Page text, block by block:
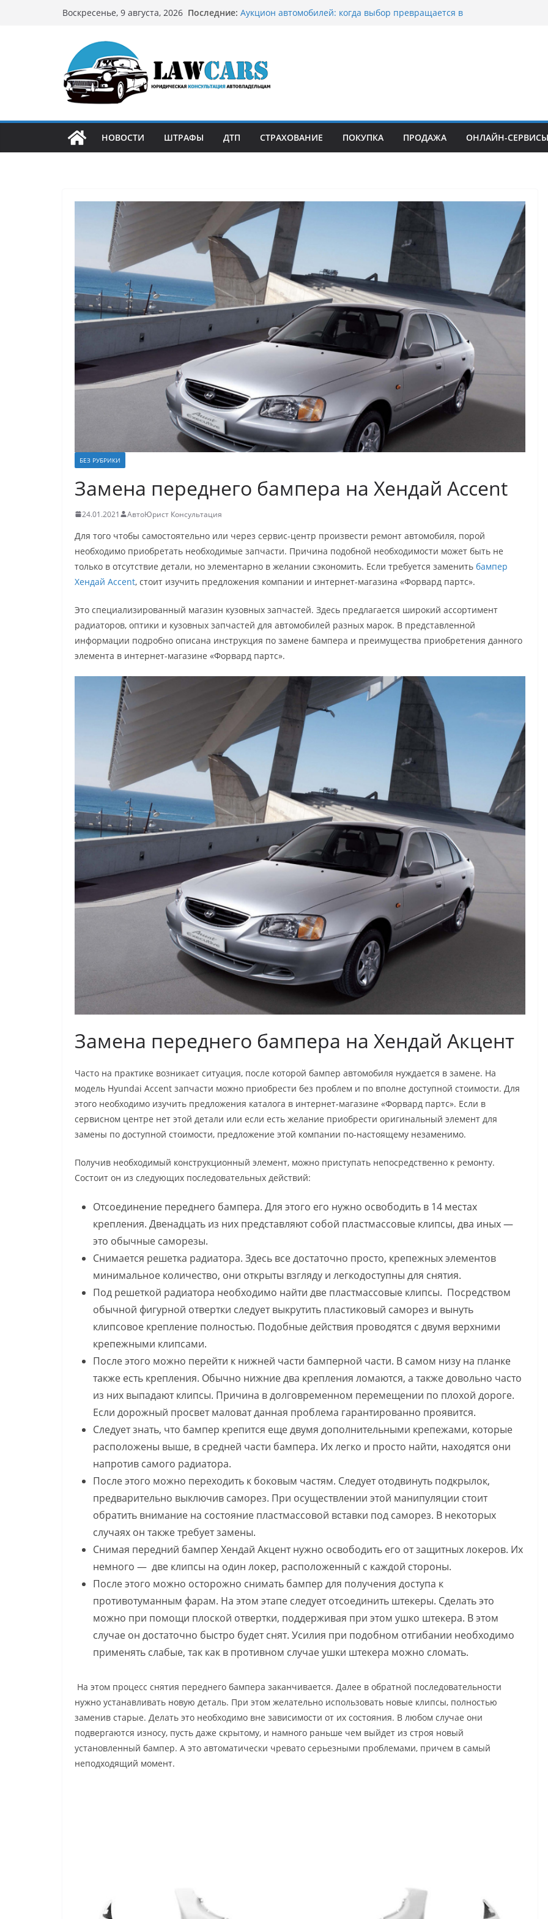
Воскресенье, 9 августа, 2026 Последние: Аукцион автомобилей: когда выбор превращается в
Срочный выкуп битых авто в Москве: почему
автовладельцы выбирают mos-auto
Бриллиантовые серьги: вечная классика или
может подойти
НОВОСТИ
ШТРАФЫ ДТП СТРАХОВАНИЕ ПОКУПКА ПРОДАЖА ОНЛАЙН-СЕРВИСЫ
БЕЗ РУБРИКИ
Замена переднего бампера на Хендай Accent
24.01.2021 АвтоЮрист Консультация
Для того чтобы самостоятельно или через сервис-центр произвести ремонт автомобиля, порой
необходимо приобретать необходимые запчасти. Причина подобной необходимости может быть не
только в отсутствие детали, но элементарно в желании сэкономить. Если требуется заменить бампер
Хендай Accent, стоит изучить предложения компании и интернет-магазина «Форвард партс».
Это специализированный магазин кузовных запчастей. Здесь предлагается широкий ассортимент
радиаторов, оптики и кузовных запчастей для автомобилей разных марок. В представленной
информации подробно описана инструкция по замене бампера и преимущества приобретения данного
элемента в интернет-магазине «Форвард партс».
Замена переднего бампера на Хендай Акцент
Часто на практике возникает ситуация, после которой бампер автомобиля нуждается в замене. На
модель Hyundai Accent запчасти можно приобрести без проблем и по вполне доступной стоимости. Для
этого необходимо изучить предложения каталога в интернет-магазине «Форвард партс». Если в
сервисном центре нет этой детали или если есть желание приобрести оригинальный элемент для
замены по доступной стоимости, предложение этой компании по-настоящему незаменимо.
Получив необходимый конструкционный элемент, можно приступать непосредственно к ремонту.
Состоит он из следующих последовательных действий:
Отсоединение переднего бампера. Для этого его нужно освободить в 14 местах
крепления. Двенадцать из них представляют собой пластмассовые клипсы, два иных —
это обычные саморезы.
Снимается решетка радиатора. Здесь все достаточно просто, крепежных элементов
минимальное количество, они открыты взгляду и легкодоступны для снятия.
Под решеткой радиатора необходимо найти две пластмассовые клипсы. Посредством
обычной фигурной отвертки следует выкрутить пластиковый саморез и вынуть
клипсовое крепление полностью. Подобные действия проводятся с двумя верхними
крепежными клипсами.
После этого можно перейти к нижней части бамперной части. В самом низу на планке
также есть крепления. Обычно нижние два крепления ломаются, а также довольно часто
из них выпадают клипсы. Причина в долговременном перемещении по плохой дороге.
Если дорожный просвет маловат данная проблема гарантированно проявится.
Следует знать, что бампер крепится еще двумя дополнительными крепежами, которые
расположены выше, в средней части бампера. Их легко и просто найти, находятся они
напротив самого радиатора.
После этого можно переходить к боковым частям. Следует отодвинуть подкрылок,
предварительно выключив саморез. При осуществлении этой манипуляции стоит
обратить внимание на состояние пластмассовой вставки под саморез. В некоторых
случаях он также требует замены.
Снимая передний бампер Хендай Акцент нужно освободить его от защитных локеров. Их
немного — две клипсы на один локер, расположенный с каждой стороны.
После этого можно осторожно снимать бампер для получения доступа к
противотуманным фарам. На этом этапе следует отсоединить штекеры. Сделать это
можно при помощи плоской отвертки, поддерживая при этом ушко штекера. В этом
случае он достаточно быстро будет снят. Усилия при подобном отгибании необходимо
применять слабые, так как в противном случае ушки штекера можно сломать.
На этом процесс снятия переднего бампера заканчивается. Далее в обратной последовательности
нужно устанавливать новую деталь. При этом желательно использовать новые клипсы, полностью
заменив старые. Делать это необходимо вне зависимости от их состояния. В любом случае они
подвергаются износу, пусть даже скрытому, и намного раньше чем выйдет из строя новый
установленный бампер. А это автоматически чревато серьезными проблемами, причем в самый
неподходящий момент.